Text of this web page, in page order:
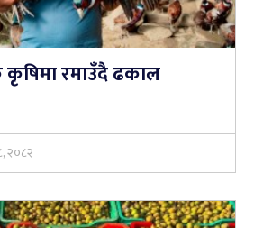
कृषिमा रमाउँदै ढकाल
२०८२